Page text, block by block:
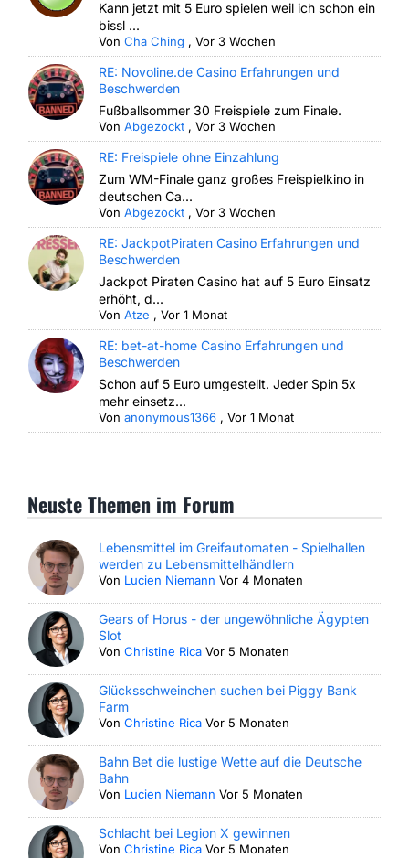
Kann jetzt mit 5 Euro spielen weil ich schon ein
bissl ...
VonCha Ching ,Vor 3 Wochen
RE: Novoline.de Casino Erfahrungen und
Beschwerden
Fußballsommer 30 Freispiele zum Finale.
VonAbgezockt ,Vor 3 Wochen
RE: Freispiele ohne Einzahlung
Zum WM-Finale ganz großes Freispielkino in
deutschen Ca...
VonAbgezockt ,Vor 3 Wochen
RE: JackpotPiraten Casino Erfahrungen und
Beschwerden
Jackpot Piraten Casino hat auf 5 Euro Einsatz
erhöht, d...
VonAtze ,Vor 1 Monat
RE: bet-at-home Casino Erfahrungen und
Beschwerden
Schon auf 5 Euro umgestellt. Jeder Spin 5x
mehr einsetz...
Vonanonymous1366 ,Vor 1 Monat
Neuste Themen im Forum
Lebensmittel im Greifautomaten - Spielhallen
werden zu Lebensmittelhändlern
Von Lucien Niemann Vor 4 Monaten
Gears of Horus - der ungewöhnliche Ägypten
Slot
VonChristine Rica Vor 5 Monaten
Glücksschweinchen suchen bei Piggy Bank
Farm
VonChristine Rica Vor 5 Monaten
Bahn Bet die lustige Wette auf die Deutsche
Bahn
Von Lucien Niemann Vor 5 Monaten
Schlacht bei Legion X gewinnen
VonChristine Rica Vor 5 Monaten